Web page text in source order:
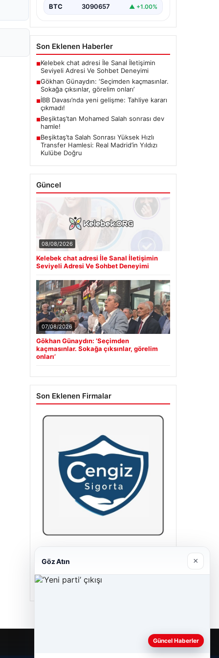
BTC 3090657 ▲ +1.00%
Son Eklenen Haberler
■Kelebek chat adresi İle Sanal İletişimin
Seviyeli Adresi Ve Sohbet Deneyimi
■Gökhan Günaydın: ‘Seçimden kaçmasınlar.
Sokağa çıksınlar, görelim onları’
■İBB Davası’nda yeni gelişme: Tahliye kararı
çıkmadı!
■Beşiktaş’tan Mohamed Salah sonrası dev
hamle!
■Beşiktaş’ta Salah Sonrası Yüksek Hızlı
Transfer Hamlesi: Real Madrid’in Yıldızı
Kulübe Doğru
Güncel
08/08/2026
Kelebek chat adresi İle Sanal İletişimin
Seviyeli Adresi Ve Sohbet Deneyimi
07/08/2026
Gökhan Günaydın: ‘Seçimden
kaçmasınlar. Sokağa çıksınlar, görelim
onları’
Son Eklenen Firmalar
23/06/2026
Göz Atın ×
Güncel Haberler